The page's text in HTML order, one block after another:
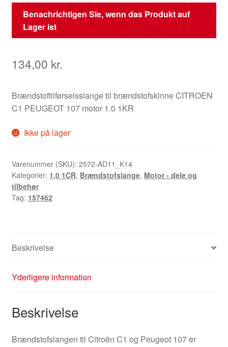
Benachrichtigen Sie, wenn das Produkt auf
Lager ist
134,00 kr.
Brændstoftilførselsslange til brændstofskinne CITROEN
C1 PEUGEOT 107 motor 1.0 1KR
Ikke på lager
Varenummer (SKU): 2572-AD11_K14
Kategorier: 1,0 1CR, Brændstofslange, Motor - dele og
tilbehør
Tag: 157462
Beskrivelse
Yderligere information
Beskrivelse
Brændstofslangen til Citroën C1 og Peugeot 107 er